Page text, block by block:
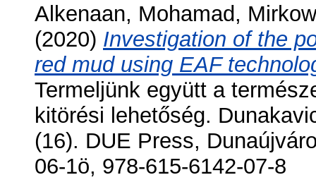
Alkenaan, Mohamad,
(2020) Investigation of the
red mud using EAF
Termeljünk együtt a
kitörési lehetőség.
(16). DUE Press,
06-1ö, 978-615-6142-07-8